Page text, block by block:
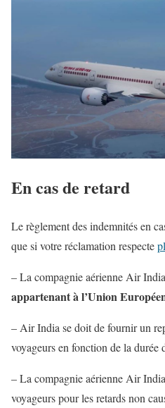
En cas de retard
Le règlement des indemnités en
que si votre réclamation respecte
– La compagnie aérienne Air
appartenant à l’Union
– Air India se doit de fournir un
voyageurs en fonction de la durée
– La compagnie aérienne Air
voyageurs pour les retards non